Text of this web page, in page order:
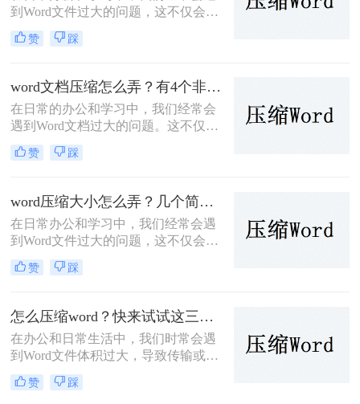
到Word文件过大的问题，这不仅会占
用大量的存储空间，而且在传输或共
享时也极为不便。为了解决Word文件
几种Word文件压缩大小的方法与技
巧。
赞 踩
word文档压缩怎么弄？有4个非常详细的教程！
在日常的办公和学习中，我们经常会
遇到Word文档过大的问题。这不仅会
占用宝贵的存储空间，而且在传输或
共享时也显得尤为不便。那么word文
介绍几种Word文档压缩的方法，帮助
大家轻松解决这一问题。
赞 踩
word压缩大小怎么弄？几个简单实用方法！
在日常办公和学习中，我们经常会遇
到Word文件过大的问题，这不仅会占
用大量的存储空间，还会在文件传输
和共享时带来诸多不便。因此，掌握
重要。本文将详细介绍Word文件压缩
的步骤和注意事项，帮助大家轻松解
决Word文件过大的问题。
赞 踩
怎么压缩word？快来试试这三个方法！
在办公和日常生活中，我们时常会遇
到Word文件体积过大，导致传输或存
储不便的问题。那么怎么压缩Word
呢？针对这一问题，本文将介绍三种
赞 踩